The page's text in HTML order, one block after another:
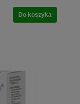
Do koszyka